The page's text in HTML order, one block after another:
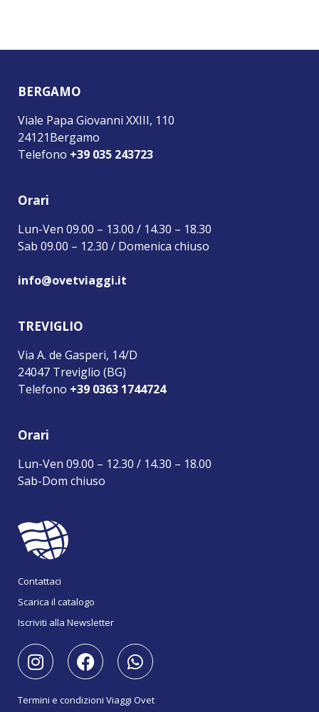
BERGAMO
Viale Papa Giovanni XXIII, 110
24121Bergamo
Telefono +39 035 243723
Orari
Lun-Ven 09.00 – 13.00 / 14.30 – 18.30
Sab 09.00 – 12.30 / Domenica chiuso
info@ovetviaggi.it
TREVIGLIO
Via A. de Gasperi, 14/D
24047 Treviglio (BG)
Telefono +39 0363 1744724
Orari
Lun-Ven 09.00 – 12.30 / 14.30 – 18.00
Sab-Dom chiuso
Contattaci
Scarica il catalogo
Iscriviti alla Newsletter
Termini e condizioni Viaggi Ovet